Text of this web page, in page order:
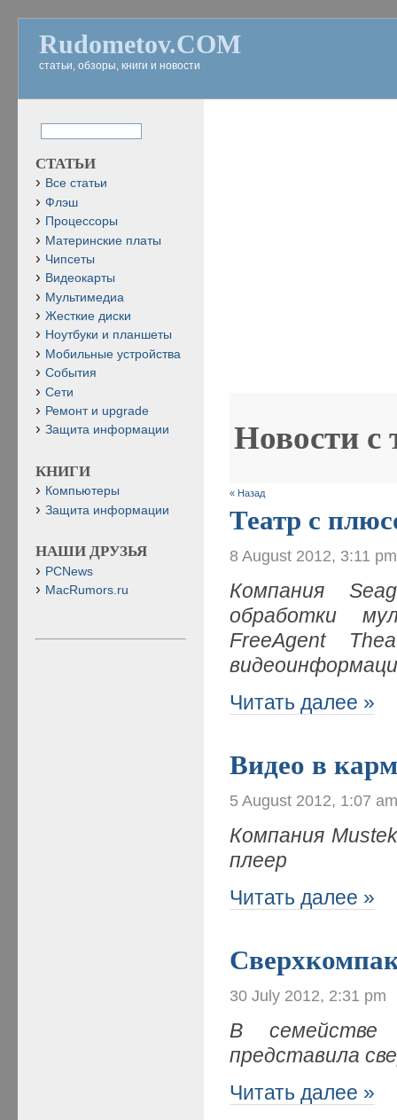
Rudometov.COM
статьи, обзоры, книги и новости
Новости с
« Назад
Театр с
8 August 2012, 3:11 pm
Компания
обработки
FreeAgent
Читать далее »
Видео в
5 August 2012, 1:07
Компания
плеер
Читать далее »
30 July 2012, 2:31 pm
В семействе
представила
Читать далее »
СТАТЬИ
Все статьи
Флэш
Процессоры
Материнские платы
Чипсеты
Видеокарты
Мультимедиа
Жесткие диски
Ноутбуки и планшеты
Мобильные устройства
События
Сети
Ремонт и upgrade
Защита информации
КНИГИ
Компьютеры
Защита информации
НАШИ ДРУЗЬЯ
PCNews
MacRumors.ru